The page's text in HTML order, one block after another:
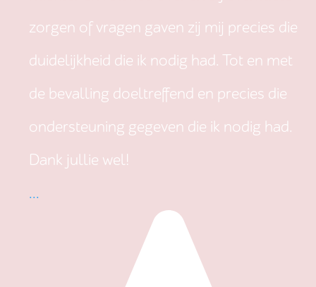
zorgen of vragen gaven zij mij precies die
duidelijkheid die ik nodig had. Tot en met
de bevalling doeltreffend en precies die
ondersteuning gegeven die ik nodig had.
Dank jullie wel!
...